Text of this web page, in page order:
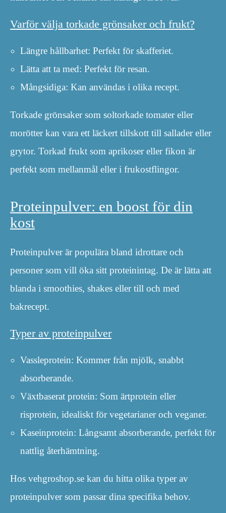
Varför välja torkade grönsaker och frukt?
Längre hållbarhet: Perfekt för skafferiet.
Lätta att ta med: Perfekt för resan.
Mångsidiga: Kan användas i olika recept.
Torkade grönsaker som soltorkade tomater eller
morötter kan vara ett läckert tillskott till sallader eller
grytor. Torkad frukt som aprikoser eller fikon är
perfekt som mellanmål eller i frukostflingor.
Proteinpulver: en boost för din
kost
Proteinpulver är populära bland idrottare och
personer som vill öka sitt proteinintag. De är lätta att
blanda i smoothies, shakes eller till och med
bakrecept.
Typer av proteinpulver
Vassleprotein: Kommer från mjölk, snabbt
absorberande.
Växtbaserat protein: Som ärtprotein eller
risprotein, idealiskt för vegetarianer och veganer.
Kaseinprotein: Långsamt absorberande, perfekt för
nattlig återhämtning.
Hos vehgroshop.se kan du hitta olika typer av
proteinpulver som passar dina specifika behov.